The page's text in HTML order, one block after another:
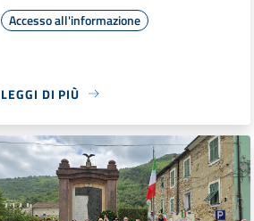
Accesso all'informazione
LEGGI DI PIÙ